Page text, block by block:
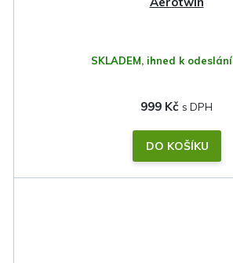
SKLADEM, ihned k odeslání
999 Kč
DO KOŠÍKU